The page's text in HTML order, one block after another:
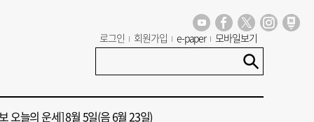
로그인 회원가입 e-paper 모바일보기
호 태풍 돌핀 경로, 내주 중국 상륙…'불가마 더위' 언제까지
오늘의 운세] 8월 5일(음 6월 23일)
이드' 자처한 한동훈…'구포데이'로 북구 알리기 총력